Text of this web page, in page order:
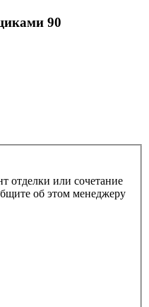
90
отделки или сочетание
об этом менеджеру